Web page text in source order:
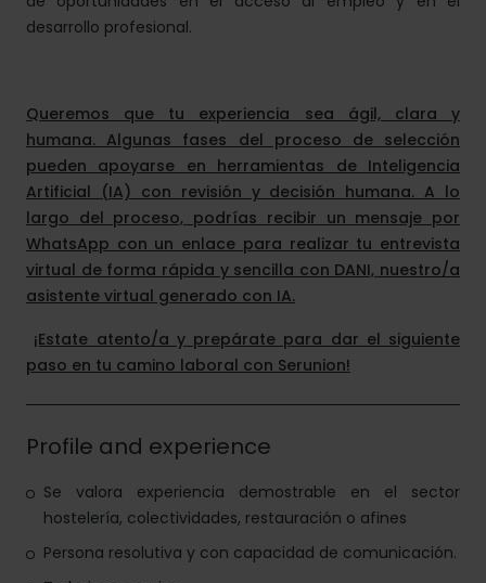
desarrollo profesional.
Queremos que tu experiencia sea ágil, clara y
humana. Algunas fases del proceso de selección
pueden apoyarse en herramientas de Inteligencia
Artificial (IA) con revisión y decisión humana. A lo
largo del proceso, podrías recibir un mensaje por
WhatsApp con un enlace para realizar tu entrevista
virtual de forma rápida y sencilla con DANI, nuestro/a
asistente virtual generado con IA.
¡Estate atento/a y prepárate para dar el siguiente
paso en tu camino laboral con Serunion!
Profile and experience
Se valora experiencia demostrable en el sector
hostelería, colectividades, restauración o afines
Persona resolutiva y con capacidad de comunicación.